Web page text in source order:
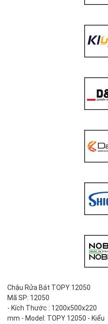
Chậu Rửa Bát TOPY 12050
Mã SP: 12050
- Kích Thước : 1200x500x220
mm - Model: TOPY 12050 - Kiểu